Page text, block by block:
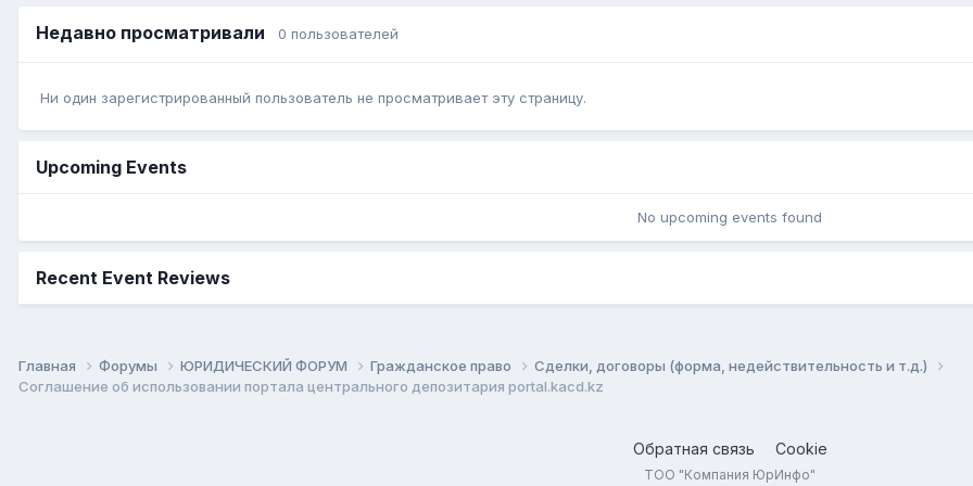
Недавно просматривали 0 пользователей
Ни один зарегистрированный пользователь не просматривает эту страницу.
Upcoming Events
No upcoming events found
Recent Event Reviews
Главная Форумы ЮРИДИЧЕСКИЙ ФОРУМ Гражданское право
Сделки, договоры (форма, недействительность и т.д.)
Cоглашение об использовании портала центрального депозитария portal.kacd.kz
Обратная связь Cookie
ТОО "Компания ЮрИнфо"